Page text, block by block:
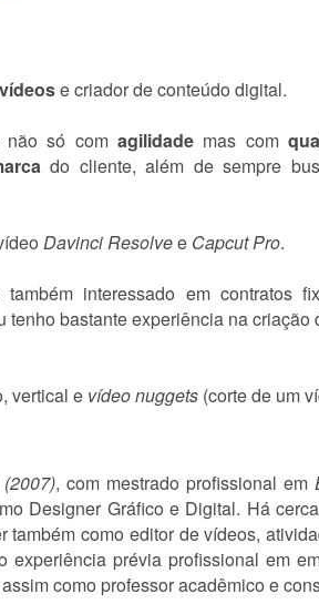
e criador de conteúdo digital.
não só com agilidade mas com
do cliente, além de sempre
Davinci Resolvee Capcut Pro.
interessado em contratos
tenho bastante experiência na
vertical e vídeo nuggets (corte de um
, com mestrado profissional em
Designer Gráfico e Digital. Há
como editor de vídeos,
experiência prévia profissional em
como professor acadêmico e